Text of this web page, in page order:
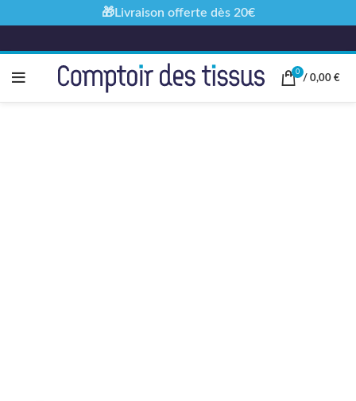
0
/ 0,00 €
🎁Livraison offerte dès 20€